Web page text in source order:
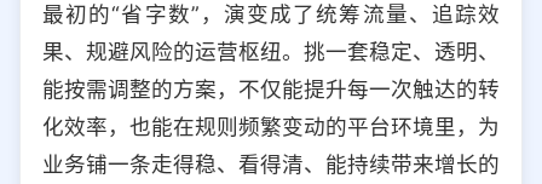
最初的“省字数”，演变成了统筹流量、追踪效
果、规避风险的运营枢纽。挑一套稳定、透明、
能按需调整的方案，不仅能提升每一次触达的转
化效率，也能在规则频繁变动的平台环境里，为
业务铺一条走得稳、看得清、能持续带来增长的